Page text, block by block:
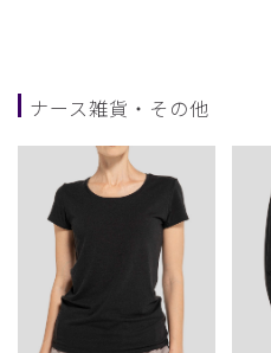
ナース雑貨・その他